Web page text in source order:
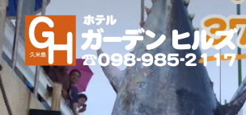
コ
ン
テ
ン
ツ